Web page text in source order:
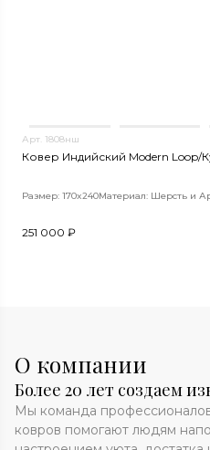
Арт. 1808нш
Ковер Индийский Modern Loop/
Размер: 170x240Материал: Шерсть и
251 000 ₽
О компании
Более 20 лет создаем
Мы команда
ковров помогают людям